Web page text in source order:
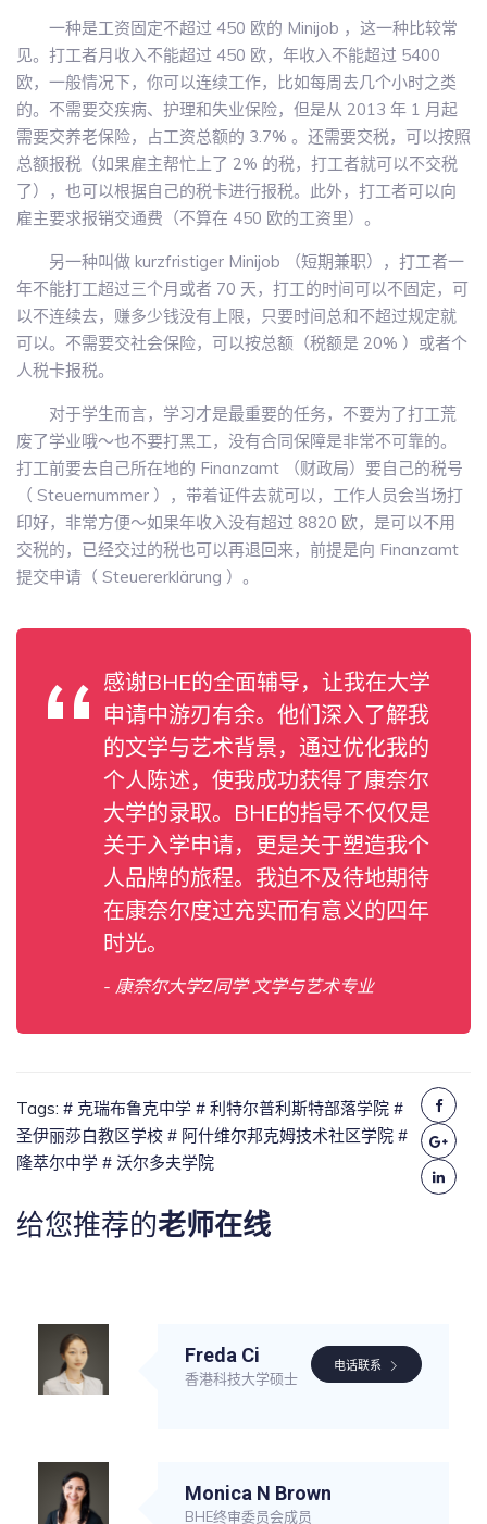
一种是工资固定不超过 450 欧的 Minijob ，这一种比较常
见。打工者月收入不能超过 450 欧，年收入不能超过 5400
欧，一般情况下，你可以连续工作，比如每周去几个小时之类
的。不需要交疾病、护理和失业保险，但是从 2013 年 1 月起
需要交养老保险，占工资总额的 3.7% 。还需要交税，可以按照
总额报税（如果雇主帮忙上了 2% 的税，打工者就可以不交税
了），也可以根据自己的税卡进行报税。此外，打工者可以向
雇主要求报销交通费（不算在 450 欧的工资里）。
另一种叫做 kurzfristiger Minijob （短期兼职），打工者一
年不能打工超过三个月或者 70 天，打工的时间可以不固定，可
以不连续去，赚多少钱没有上限，只要时间总和不超过规定就
可以。不需要交社会保险，可以按总额（税额是 20% ）或者个
人税卡报税。
对于学生而言，学习才是最重要的任务，不要为了打工荒
废了学业哦～也不要打黑工，没有合同保障是非常不可靠的。
打工前要去自己所在地的 Finanzamt （财政局）要自己的税号
（ Steuernummer ），带着证件去就可以，工作人员会当场打
印好，非常方便～如果年收入没有超过 8820 欧，是可以不用
交税的，已经交过的税也可以再退回来，前提是向 Finanzamt
提交申请（ Steuererklärung ）。
感谢BHE的全面辅导，让我在大学
申请中游刃有余。他们深入了解我
的文学与艺术背景，通过优化我的
个人陈述，使我成功获得了康奈尔
大学的录取。BHE的指导不仅仅是
关于入学申请，更是关于塑造我个
人品牌的旅程。我迫不及待地期待
在康奈尔度过充实而有意义的四年
时光。
- 康奈尔大学Z同学 文学与艺术专业
Tags: # 克瑞布鲁克中学 # 利特尔普利斯特部落学院 #
圣伊丽莎白教区学校 # 阿什维尔邦克姆技术社区学院 #
隆萃尔中学 # 沃尔多夫学院
给您推荐的老师在线
Freda Ci
香港科技大学硕士
电话联系
Monica N Brown
BHE终审委员会成员